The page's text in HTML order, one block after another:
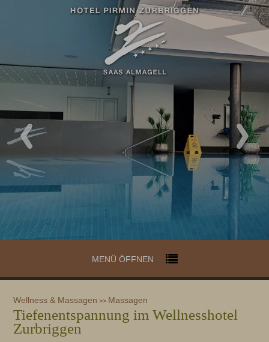
MENÜ ÖFFNEN
Wellness & Massagen >> Massagen
Tiefenentspannung im Wellnesshotel
Zurbriggen